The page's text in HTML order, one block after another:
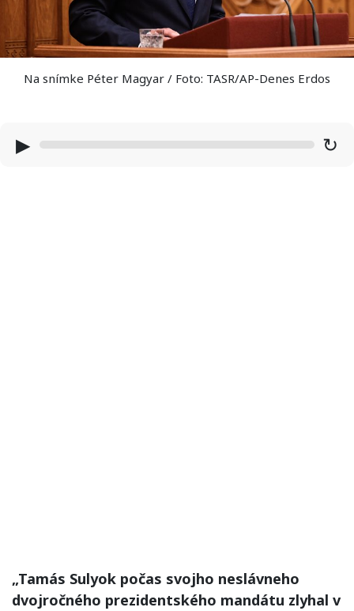
Na snímke Péter Magyar / Foto: TASR/AP-Denes Erdos
▶ ↻
„Tamás Sulyok počas svojho neslávneho
dvojročného prezidentského mandátu zlyhal v